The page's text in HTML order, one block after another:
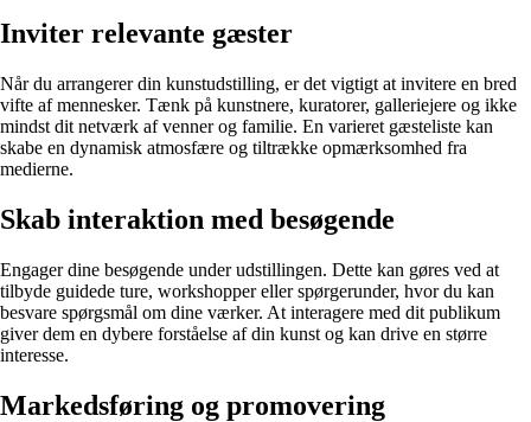
Inviter relevante gæster
Når du arrangerer din kunstudstilling, er det vigtigt at invitere en bred
vifte af mennesker. Tænk på kunstnere, kuratorer, galleriejere og ikke
mindst dit netværk af venner og familie. En varieret gæsteliste kan
skabe en dynamisk atmosfære og tiltrække opmærksomhed fra
medierne.
Skab interaktion med besøgende
Engager dine besøgende under udstillingen. Dette kan gøres ved at
tilbyde guidede ture, workshopper eller spørgerunder, hvor du kan
besvare spørgsmål om dine værker. At interagere med dit publikum
giver dem en dybere forståelse af din kunst og kan drive en større
interesse.
Markedsføring og promovering